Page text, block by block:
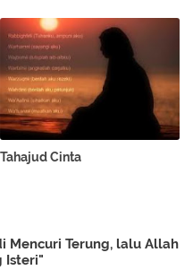
Tahajud Cinta
Mencuri Terung, lalu Allah
Isteri"